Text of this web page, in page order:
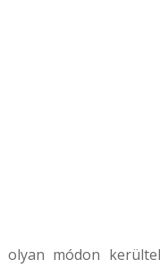
olyan módon